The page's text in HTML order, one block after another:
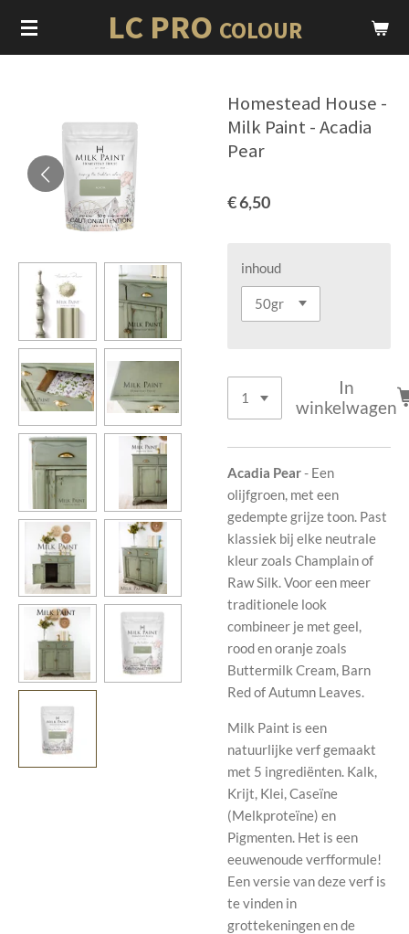
Ga
direct
LC PRO COLOUR
Homestead House -
Milk Paint - Acadia
Pear
€ 6,50
inhoud
In
winkelwagen
Acadia Pear- Een
olijfgroen, met een
gedempte grijze toon. Past
klassiek bij elke neutrale
kleur zoals Champlain of
Raw Silk. Voor een meer
traditionele look
combineer je met geel,
rood en oranje zoals
Buttermilk Cream, Barn
Red of Autumn Leaves.
Milk Paint is een
natuurlijke verf gemaakt
met 5 ingrediënten. Kalk,
Krijt, Klei, Caseïne
(Melkproteïne) en
Pigmenten. Het is een
eeuwenoude verfformule!
Een versie van deze verf is
te vinden in
grottekeningen en de